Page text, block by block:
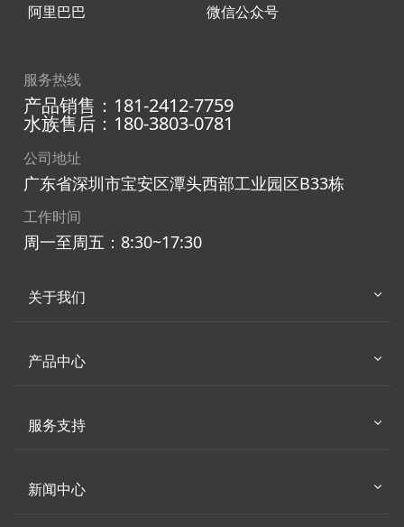
阿里巴巴 微信公众号
服务热线
产品销售：181-2412-7759
水族售后：180-3803-0781
公司地址
广东省深圳市宝安区潭头西部工业园区B33栋
工作时间
周一至周五：8:30~17:30
关于我们
产品中心
服务支持
新闻中心